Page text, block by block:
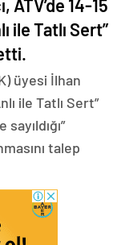
ATV’de 14-15
ile Tatlı Sert”
üyesi İlhan
ile Tatlı Sert”
talep